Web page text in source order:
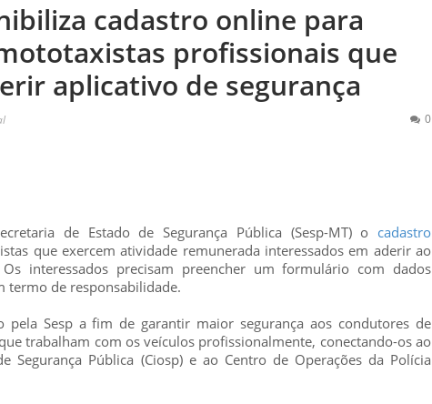
cadastro online para
profissionais que
aplicativo de segurança
0
de Estado de Segurança Pública (Sesp-MT) o cadastro
que exercem atividade remunerada interessados em aderir ao
interessados precisam preencher um formulário com dados
termo de responsabilidade.
Sesp a fim de garantir maior segurança aos condutores de
trabalham com os veículos profissionalmente, conectando-os ao
Segurança Pública (Ciosp) e ao Centro de Operações da Polícia